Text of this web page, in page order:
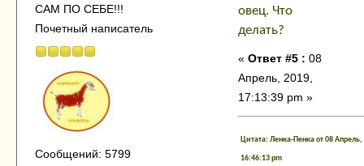
САМ ПО СЕБЕ!!!
Почетный написатель
Сообщений: 5799
овец. Что
делать?
« Ответ #5 : 08
Апрель, 2019,
17:13:39 pm »
Цитата: Ленка-Пенка от 08 Апрель,
16:46:13 pm